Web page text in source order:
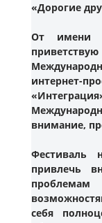
«Дорогие
От имени
интернет-
внимание,
Фестиваль
привлечь
себя